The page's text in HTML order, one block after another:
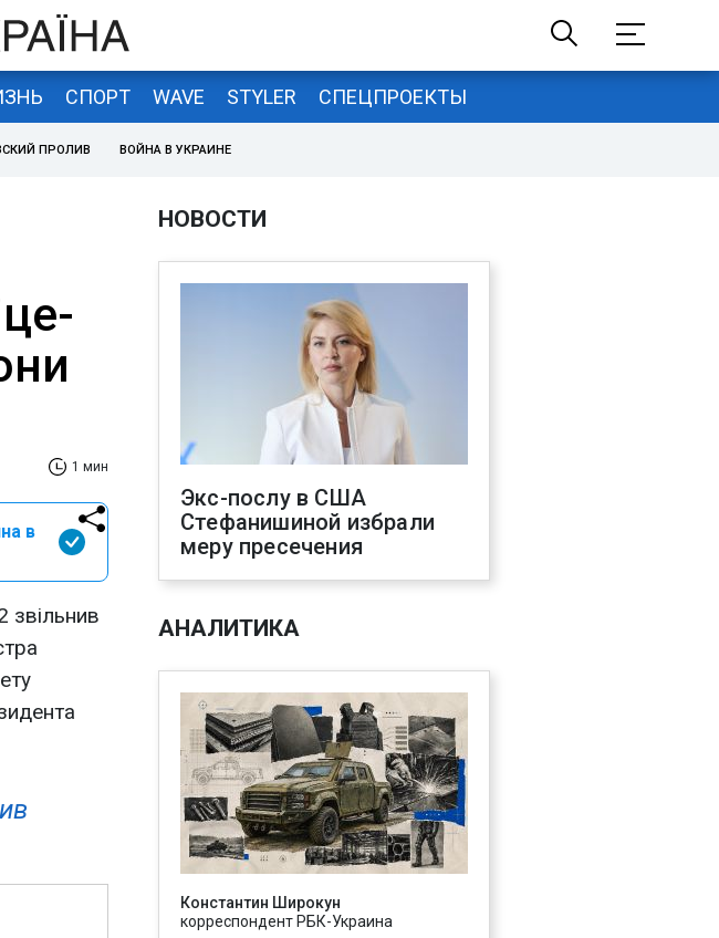
СПОРТ WAVE STYLER СПЕЦПРОЕКТЫ
ПРОЛИВ ВОЙНА В УКРАИНЕ
1 мин
в
звільнив
НОВОСТИ
Экс-послу в США
Стефанишиной избрали
меру пресечения
АНАЛИТИКА
Константин Широкун
корреспондент РБК-Украина